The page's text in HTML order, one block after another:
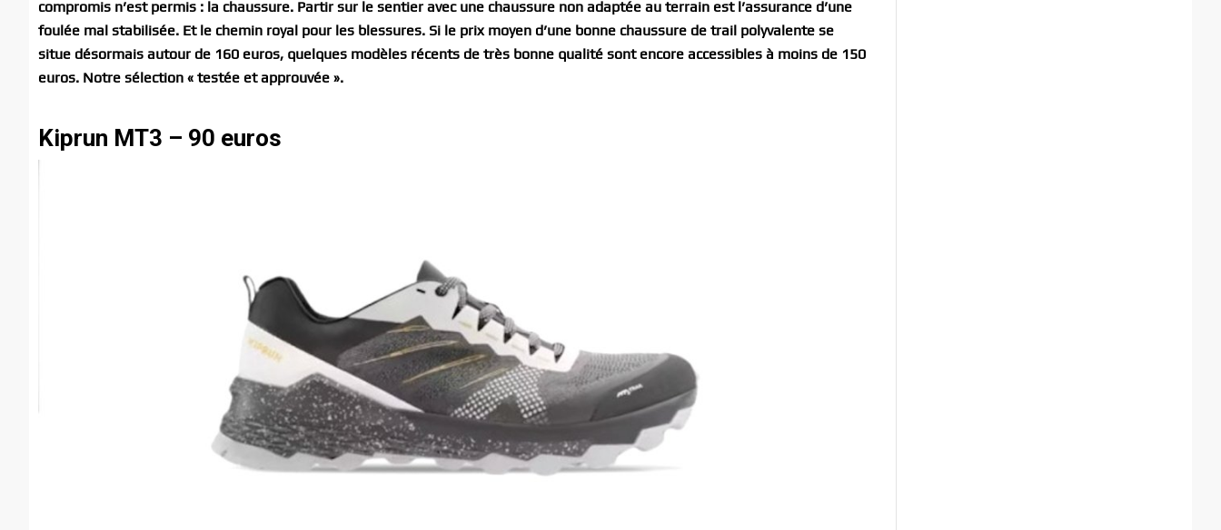
compromis n’est permis : la chaussure. Partir sur le sentier avec une chaussure non adaptée au terrain est l’assurance d’une
foulée mal stabilisée. Et le chemin royal pour les blessures. Si le prix moyen d’une bonne chaussure de trail polyvalente se
situe désormais autour de 160 euros, quelques modèles récents de très bonne qualité sont encore accessibles à moins de 150
euros. Notre sélection « testée et approuvée ».
Kiprun MT3 – 90 euros